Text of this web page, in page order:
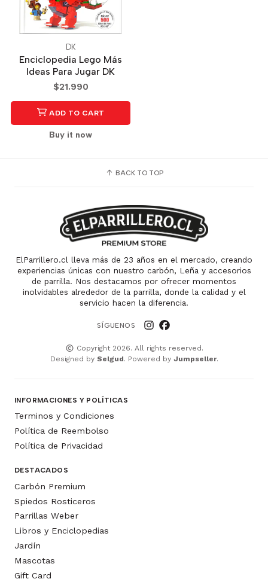
DK
Enciclopedia Lego Más
Ideas Para Jugar DK
$21.990
ADD TO CART
Buy it now
BACK TO TOP
ElParrillero.cl lleva más de 23 años en el mercado, creando
experiencias únicas con nuestro carbón, Leña y accesorios
de parrilla. Nos destacamos por ofrecer momentos
inolvidables alrededor de la parrilla, donde la calidad y el
servicio hacen la diferencia.
SÍGUENOS
Copyright 2026. All rights reserved.
Designed by Selgud. Powered by Jumpseller.
INFORMACIONES Y POLÍTICAS
Terminos y Condiciones
Política de Reembolso
Política de Privacidad
DESTACADOS
Carbón Premium
Spiedos Rosticeros
Parrillas Weber
Libros y Enciclopedias
Jardín
Mascotas
Gift Card